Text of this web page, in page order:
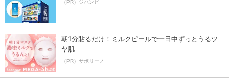
（PR）ジハンピ
朝1分貼るだけ！ミルクピールで一日中ずっとうるツ
ヤ肌
（PR）サボリーノ